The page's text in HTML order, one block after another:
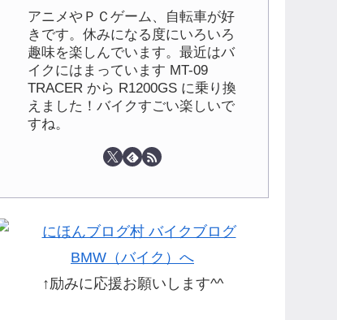
アニメやＰＣゲーム、自転車が好
きです。休みになる度にいろいろ
趣味を楽しんでいます。最近はバ
イクにはまっています MT-09
TRACER から R1200GS に乗り換
えました！バイクすごい楽しいで
すね。
↑励みに応援お願いします^^